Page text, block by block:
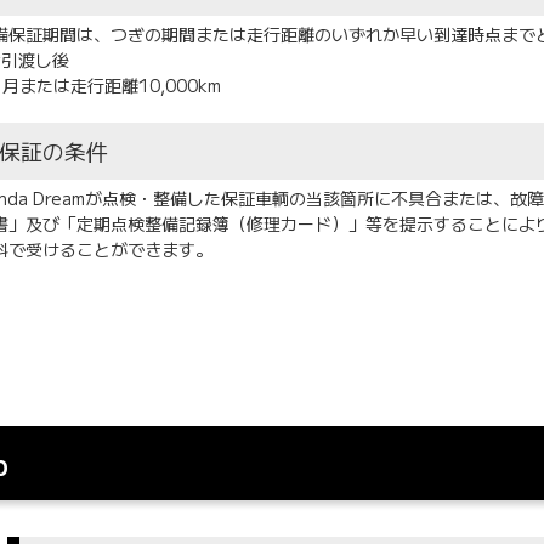
保証期間は、つぎの期間または走行距離のいずれか早い到達時点まで
渡し後
または走行距離10,000km
保証の条件
Dreamが点検・整備した保証車輌の当該箇所に不具合または、故
」及び「定期点検整備記録簿（修理カード）」等を提示することに
で受けることができます。